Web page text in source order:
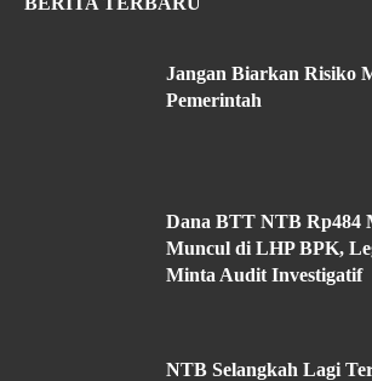
Jangan Biarkan Risiko
Pemerintah
Dana BTT NTB Rp484
Muncul di LHP BPK,
Minta Audit Investigatif
NTB Selangkah Lagi